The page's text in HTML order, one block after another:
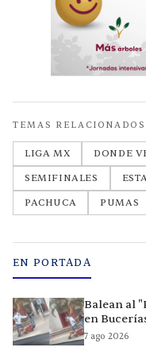
TEMAS
LIGA MX DONDE
SEMIFINALES
PACHUCA
PUMAS
EN PORTADA
Balean al
en
7 ago 2026